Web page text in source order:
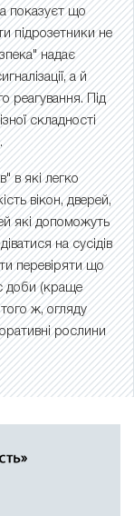
показуєт що
підрозетники не
надає
а й
реагування. Під
складності
в які легко
вікон, дверей,
які допоможуть
на сусідів
перевіряти що
доби (краще
ж, огляду
рослини